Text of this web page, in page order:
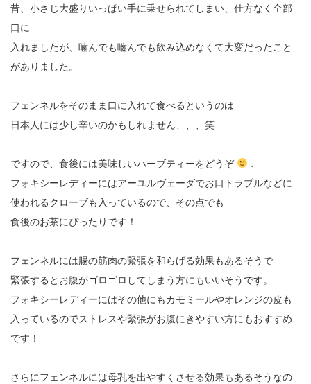
昔、小さじ大盛りいっぱい手に乗せられてしまい、仕方なく全部
口に
入れましたが、噛んでも嚙んでも飲み込めなくて大変だったこと
がありました。
フェンネルをそのまま口に入れて食べるというのは
日本人には少し辛いのかもしれません、、、笑
ですので、食後には美味しいハーブティーをどうぞ
♩
フォキシーレディーにはアーユルヴェーダでお口トラブルなどに
使われるクローブも入っているので、その点でも
食後のお茶にぴったりです！
フェンネルには腸の筋肉の緊張を和らげる効果もあるそうで
緊張するとお腹がゴロゴロしてしまう方にもいいそうです。
フォキシーレディーにはその他にもカモミールやオレンジの皮も
入っているのでストレスや緊張がお腹にきやすい方にもおすすめ
です！
さらにフェンネルには母乳を出やすくさせる効果もあるそうなの